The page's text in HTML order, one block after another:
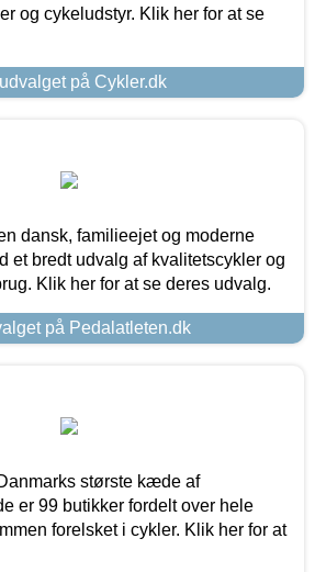
og cykeludstyr. Klik her for at se
på Cykler.dk
dansk, familieejet og moderne
et bredt udvalg af kvalitetscykler og
Klik her for at se deres udvalg.
på Pedalatleten.dk
største kæde af
er 99 butikker fordelt over hele
forelsket i cykler. Klik her for at